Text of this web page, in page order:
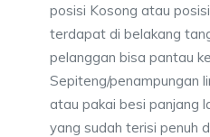
posisi Kosong atau
terdapat di belakang
pelanggan bisa pantau
Sepiteng/penampungan
atau pakai besi panjang
yang sudah terisi penuh